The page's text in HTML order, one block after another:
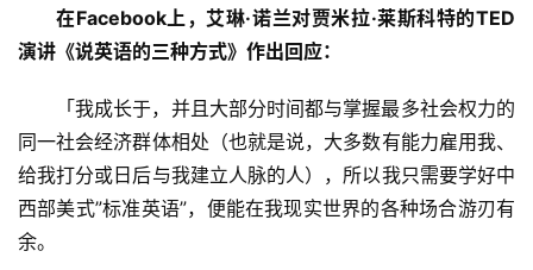
在Facebook上，艾琳·诺兰对贾米拉·莱斯科特的TED
演讲《说英语的三种方式》作出回应：
「我成长于，并且大部分时间都与掌握最多社会权力的
同一社会经济群体相处（也就是说，大多数有能力雇用我、
给我打分或日后与我建立人脉的人），所以我只需要学好中
西部美式”标准英语”，便能在我现实世界的各种场合游刃有
余。